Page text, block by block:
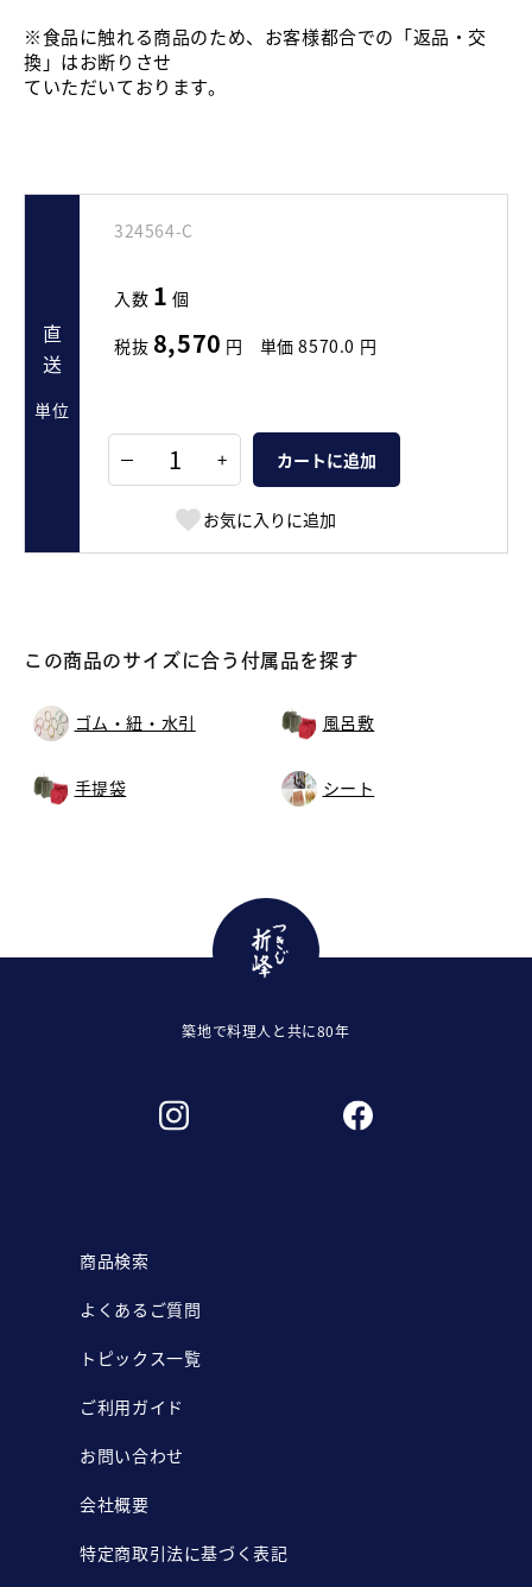
※食品に触れる商品のため、お客様都合での「返品・交
換」はお断りさせ
ていただいております。
直送
単位
324564-C
入数 1 個
税抜 8,570 円 単価 8570.0 円
+ カートに追加
お気に入りに追加
この商品のサイズに合う付属品を探す
ゴム・紐・水引 風呂敷
手提袋 シート
築地で料理人と共に80年
商品検索
よくあるご質問
トピックス一覧
ご利用ガイド
お問い合わせ
会社概要
特定商取引法に基づく表記